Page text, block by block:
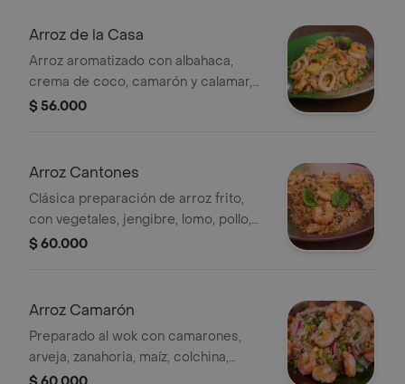
Arroz de la Casa
Arroz aromatizado con albahaca,
crema de coco, camarón y calamar,
con vegetales frescos de temporada.
$ 56.000
Arroz Cantones
Clásica preparación de arroz frito,
con vegetales, jengibre, lomo, pollo,
camarón y cerdo.
$ 60.000
Arroz Camarón
Preparado al wok con camarones,
arveja, zanahoria, maíz, colchina,
cebolla y cebollín, al estilo japonés